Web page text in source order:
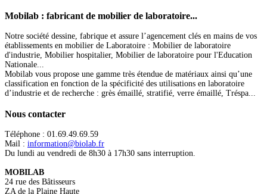
Mobilab : fabricant de mobilier de laboratoire...
Notre société dessine, fabrique et assure l’agencement clés en mains de vos
établissements en mobilier de Laboratoire : Mobilier de laboratoire
d'industrie, Mobilier hospitalier, Mobilier de laboratoire pour l'Education
Nationale...
Mobilab vous propose une gamme très étendue de matériaux ainsi qu’une
classification en fonction de la spécificité des utilisations en laboratoire
d’industrie et de recherche : grès émaillé, stratifié, verre émaillé, Tréspa...
Nous contacter
Téléphone : 01.69.49.69.59
Mail : information@biolab.fr
Du lundi au vendredi de 8h30 à 17h30 sans interruption.
MOBILAB
24 rue des Bâtisseurs
ZA de la Plaine Haute